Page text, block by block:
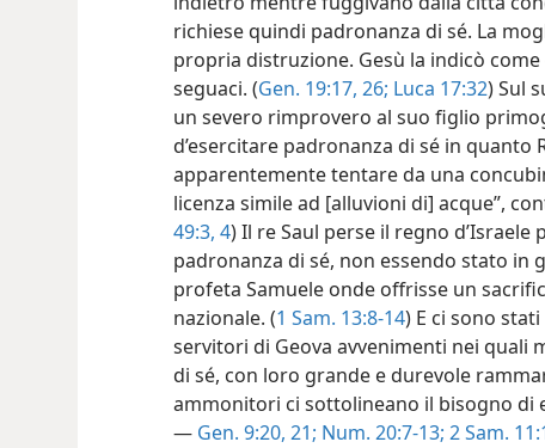
richiese quindi padronanza di sé. La
propria distruzione. Gesù la indicò
seguaci. (Gen. 19:17, 26; Luca 17:32) Sul
un severo rimprovero al suo figlio
d’esercitare padronanza di sé in quanto
apparentemente tentare da una
licenza simile ad [alluvioni di] acque”,
49:3, 4) Il re Saul perse il regno
padronanza di sé, non essendo stato in
profeta Samuele onde offrisse un
nazionale. (1 Sam. 13:8-14) E ci sono
servitori di Geova avvenimenti nei quali
di sé, con loro grande e durevole
ammonitori ci sottolineano il bisogno di
— Gen. 9:20, 21; Num. 20:7-13; 2 Sam.